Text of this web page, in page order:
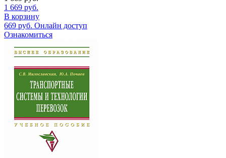
1 669 руб.
В корзину
669 руб. Онлайн доступ
Ознакомиться